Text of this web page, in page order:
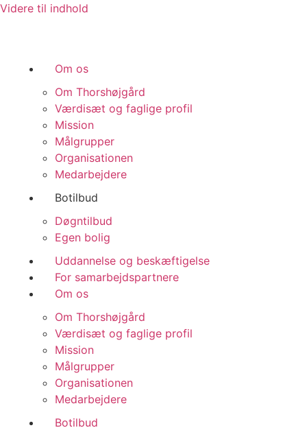
Videre til indhold
Om os
Om Thorshøjgård
Værdisæt og faglige profil
Mission
Målgrupper
Organisationen
Medarbejdere
Botilbud
Døgntilbud
Egen bolig
Uddannelse og beskæftigelse
For samarbejdspartnere
Om os
Om Thorshøjgård
Værdisæt og faglige profil
Mission
Målgrupper
Organisationen
Medarbejdere
Botilbud